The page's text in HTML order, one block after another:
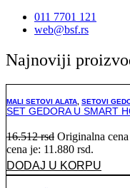
011 7701 121
web@bsf.rs
Najnoviji
MALI SETOVI ALATA SETOVI
SET GEDORA U SMART
16.512rsd Originalna
cena je: 11.880 rsd.
DODAJ U KORPU